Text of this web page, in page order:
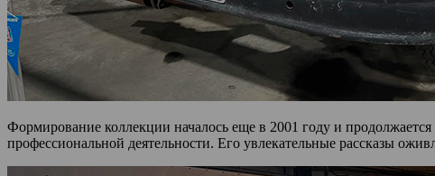
Формирование коллекции началось еще в 2001 году и
профессиональной деятельности. Его увлекательные рассказы